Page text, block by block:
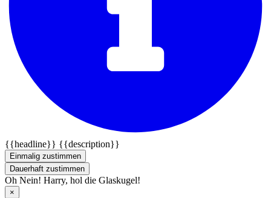
{{headline}} {{description}}
Einmalig zustimmen
Dauerhaft zustimmen
Oh Nein! Harry, hol die Glaskugel!
×